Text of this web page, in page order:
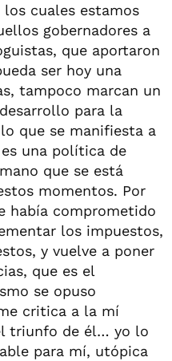
cuales estamos
gobernadores a
que aportaron
ser hoy una
tampoco marcan un
para la
que se manifiesta a
una política de
que se está
momentos. Por
había comprometido
los impuestos,
y vuelve a poner
que es el
se opuso
critica a la mí
triunfo de él… yo lo
para mí, utópica